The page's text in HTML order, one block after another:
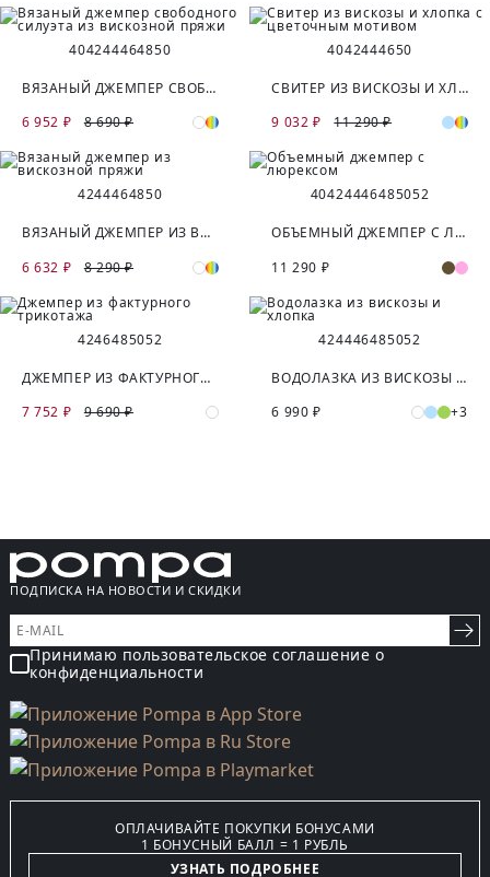
404244464850
ВЯЗАНЫЙ ДЖЕМПЕР СВОБОДНОГО СИЛУЭТА ИЗ ВИСКОЗНОЙ ПРЯЖИ
6 952 ₽
8 690 ₽
4042444650
СВИТЕР ИЗ ВИСКОЗЫ И ХЛОПКА С ЦВЕТОЧНЫМ МОТИВОМ
9 032 ₽
11 290 ₽
4244464850
ВЯЗАНЫЙ ДЖЕМПЕР ИЗ ВИСКОЗНОЙ ПРЯЖИ
6 632 ₽
8 290 ₽
40424446485052
ОБЪЕМНЫЙ ДЖЕМПЕР С ЛЮРЕКСОМ
11 290 ₽
4246485052
ДЖЕМПЕР ИЗ ФАКТУРНОГО ТРИКОТАЖА
7 752 ₽
9 690 ₽
424446485052
ВОДОЛАЗКА ИЗ ВИСКОЗЫ И ХЛОПКА
6 990 ₽
+3
ПОДПИСКА НА НОВОСТИ И СКИДКИ
Принимаю пользовательское соглашение о
конфиденциальности
ОПЛАЧИВАЙТЕ ПОКУПКИ БОНУСАМИ
1 БОНУСНЫЙ БАЛЛ = 1 РУБЛЬ
УЗНАТЬ ПОДРОБНЕЕ